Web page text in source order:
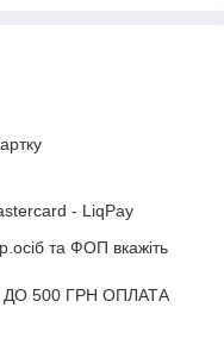
- LiqPay
та ФОП вкажіть
ДО 500 ГРН ОПЛАТА